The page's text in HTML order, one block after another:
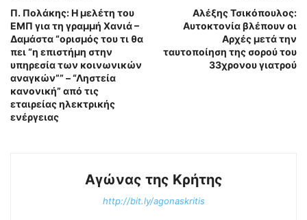
Π. Πολάκης: Η μελέτη του
ΕΜΠ για τη γραμμή Χανιά –
Δαμάστα “ορισμός του τι θα
πει “η επιστήμη στην
υπηρεσία των κοινωνικών
αναγκών”” – “Ληστεία
κανονική” από τις
εταιρείας ηλεκτρικής
ενέργειας
Αλέξης Τσικόπουλος:
Αυτοκτονία βλέπουν οι
Αρχές μετά την
ταυτοποίηση της σορού του
33χρονου γιατρού
Αγώνας της Κρήτης
http://bit.ly/agonaskritis